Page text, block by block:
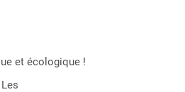
et écologique !